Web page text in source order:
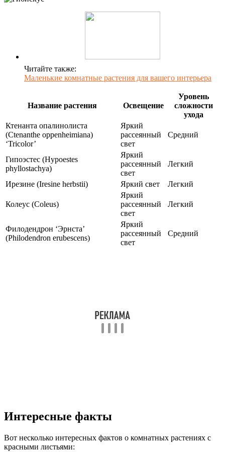
Читайте также:
Маленькие комнатные растения для вашего интерьера
Название растения Освещение
Уровень
сложности
ухода
Ктенанта опалинолиста
(Ctenanthe oppenheimiana)
‘Tricolor’
Яркий
рассеянный
свет
Средний
Гипоэстес (Hypoestes
phyllostachya)
Яркий
рассеянный
свет
Легкий
Ирезине (Iresine herbstii) Яркий свет Легкий
Колеус (Coleus)
Яркий
рассеянный
свет
Легкий
Филодендрон ‘Эрнста’
(Philodendron erubescens)
Яркий
рассеянный
свет
Средний
Интересные факты
Вот несколько интересных фактов о комнатных растениях с
красными листьями: